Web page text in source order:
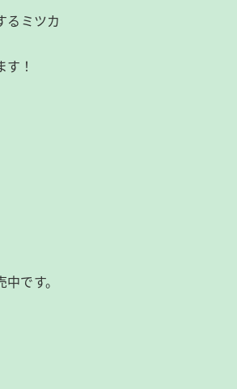
るミツカ
！
中です。